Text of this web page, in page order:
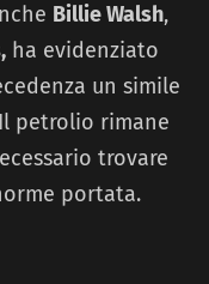
Billie Walsh,
ha evidenziato
un simile
petrolio rimane
trovare
portata.